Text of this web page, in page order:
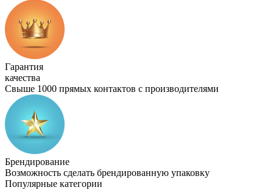
Гарантия
качества
Свыше 1000 прямых контактов с производителями
Брендирование
Возможность сделать брендированную упаковку
Популярные категории